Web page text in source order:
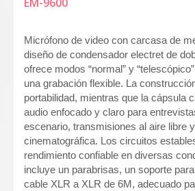
Micrófono de video con carcasa de
diseño de condensador electret de
ofrece modos “normal” y
una grabación flexible. La
portabilidad, mientras que la cápsula
audio enfocado y claro para
escenario, transmisiones al aire libre
cinematográfica. Los circuitos
rendimiento confiable en diversas
incluye un parabrisas, un soporte
cable XLR a XLR de 6M, adecuado